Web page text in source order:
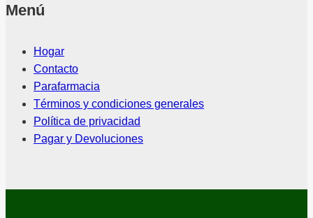
Menú
Hogar
Contacto
Parafarmacia
Términos y condiciones generales
Política de privacidad
Pagar y Devoluciones